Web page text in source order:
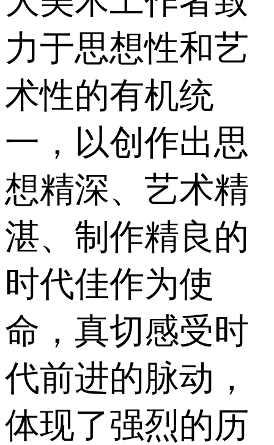
力于思想性和艺
术性的有机统
一，以创作出思
想精深、艺术精
湛、制作精良的
时代佳作为使
命，真切感受时
代前进的脉动，
体现了强烈的历